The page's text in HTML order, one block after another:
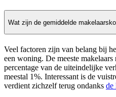
Wat zijn de gemiddelde
Veel factoren zijn van belang bij
een woning. De meeste makelaars
percentage van de uiteindelijke
meestal 1%. Interessant is de
verdient zichzelf terug ondanks de